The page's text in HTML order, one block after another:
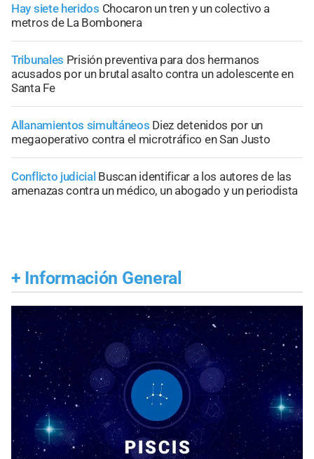
Hay siete heridos Chocaron un tren y un colectivo a
metros de La Bombonera
Tribunales Prisión preventiva para dos hermanos
acusados por un brutal asalto contra un adolescente en
Santa Fe
Allanamientos simultáneos Diez detenidos por un
megaoperativo contra el microtráfico en San Justo
Conflicto judicial Buscan identificar a los autores de las
amenazas contra un médico, un abogado y un periodista
+ Información General